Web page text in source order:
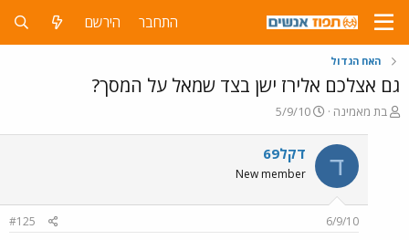
התחבר הירשם
האח הגדול
גם אצלכם אלירז ישן בצד שמאל על המסך?
פ
בת מאמינה
פ
ם
ת
5/9/10
ד דקל69
New member
6/9/10
#125